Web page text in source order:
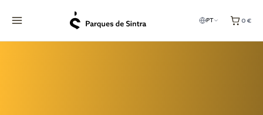
PT 0 €